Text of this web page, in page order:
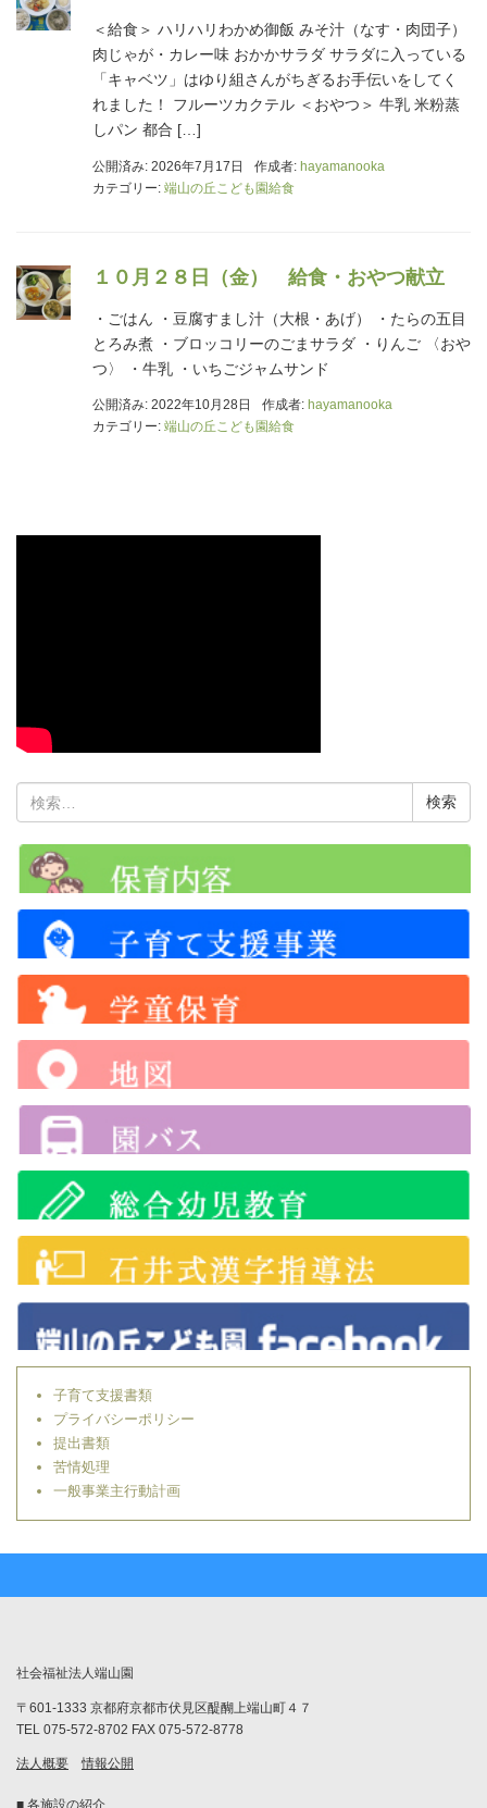
＜給食＞ ハリハリわかめ御飯 みそ汁（なす・肉団子）
肉じゃが・カレー味 おかかサラダ サラダに入っている
「キャベツ」はゆり組さんがちぎるお手伝いをしてく
れました！ フルーツカクテル ＜おやつ＞ 牛乳 米粉蒸
しパン 都合 […]
公開済み: 2026年7月17日 作成者: hayamanooka
カテゴリー: 端山の丘こども園給食
１０月２８日（金） 給食・おやつ献立
・ごはん ・豆腐すまし汁（大根・あげ） ・たらの五目
とろみ煮 ・ブロッコリーのごまサラダ ・りんご 〈おや
つ〉 ・牛乳 ・いちごジャムサンド
公開済み: 2022年10月28日 作成者: hayamanooka
カテゴリー: 端山の丘こども園給食
索:
子育て支援書類
プライバシーポリシー
提出書類
苦情処理
一般事業主行動計画
社会福祉法人端山園
〒601-1333 京都府京都市伏見区醍醐上端山町４７
TEL 075-572-8702 FAX 075-572-8778
法人概要 情報公開
■ 各施設の紹介